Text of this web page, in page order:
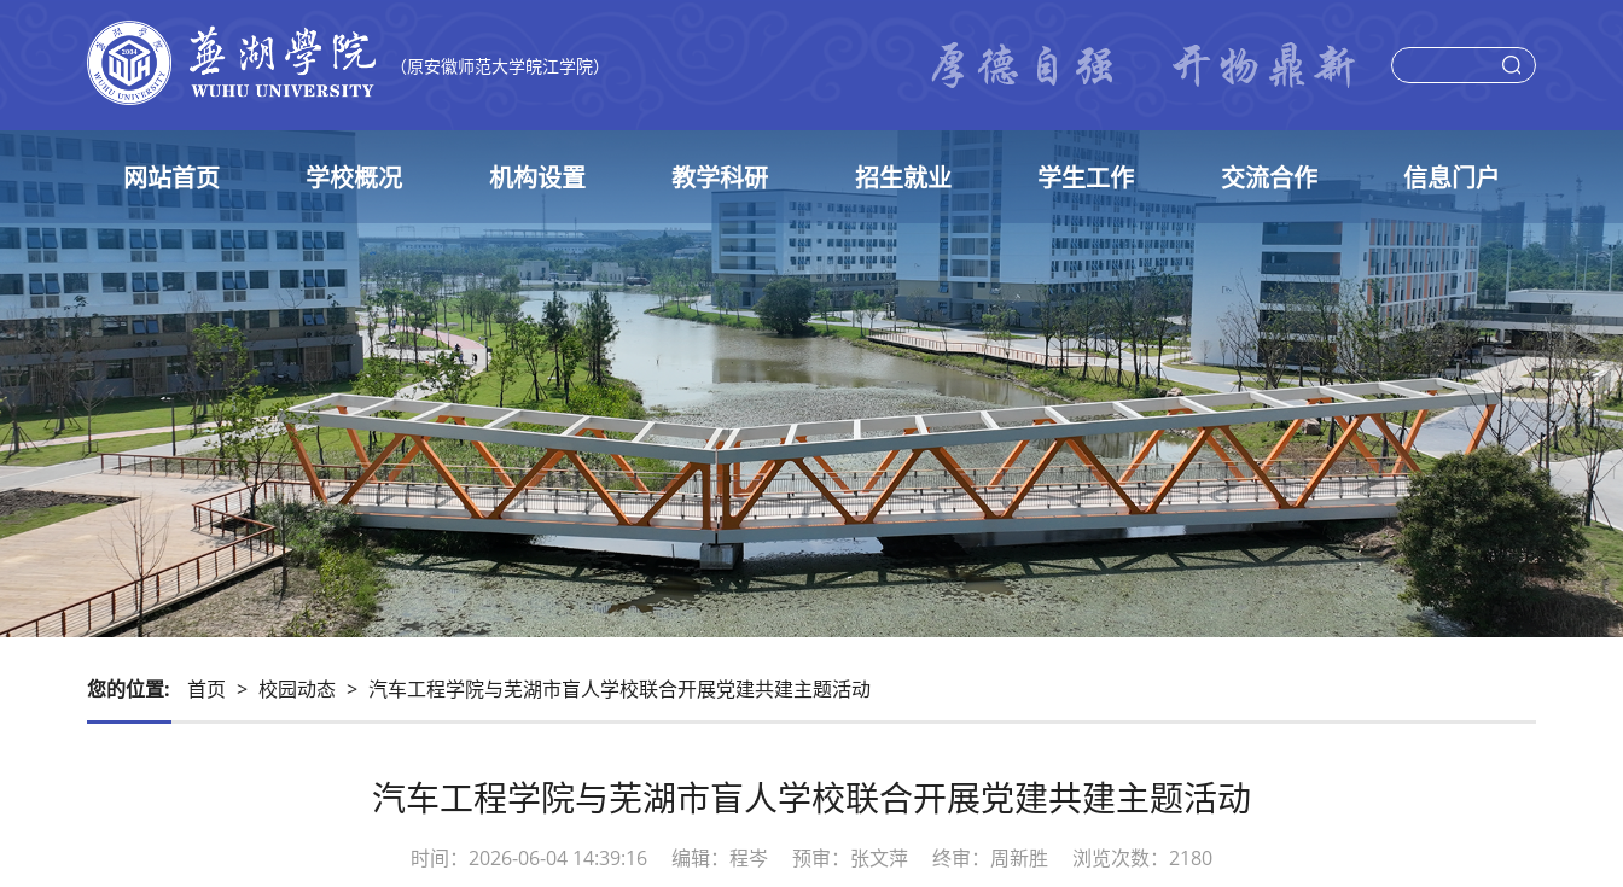
（原安徽师范大学皖江学院）
网站首页 学校概况 机构设置 教学科研 招生就业 学生工作 交流合作 信息门户
您的位置: 首页 > 校园动态 > 汽车工程学院与芜湖市盲人学校联合开展党建共建主题活动
汽车工程学院与芜湖市盲人学校联合开展党建共建主题活动
时间：2026-06-04 14:39:16 编辑：程岑 预审：张文萍 终审：周新胜 浏览次数：2180